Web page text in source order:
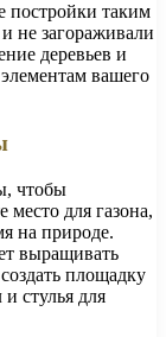
постройки таким
не загораживали
деревьев и
вашего
чтобы
для газона,
на природе.
выращивать
площадку
стулья для